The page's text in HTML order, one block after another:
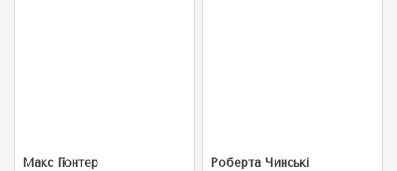
Макс Гюнтер
Роберта Чинські